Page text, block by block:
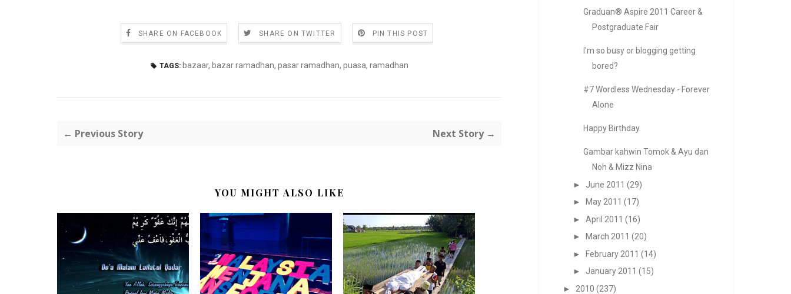
SHARE ON FACEBOOK SHARE ON TWITTER PIN THIS POST
TAGS: bazaar, bazar ramadhan, pasar ramadhan, puasa, ramadhan
← Previous Story Next Story →
YOU MIGHT ALSO LIKE
Graduan® Aspire 2011 Career &
Postgraduate Fair
I'm so busy or blogging getting
bored?
#7 Wordless Wednesday - Forever
Alone
Happy Birthday.
Gambar kahwin Tomok & Ayu dan
Noh & Mizz Nina
► June 2011 (29)
►
May 2011 (17)
► April 2011 (16)
►
March 2011 (20)
► February 2011 (14)
► January 2011 (15)
► 2010 (237)